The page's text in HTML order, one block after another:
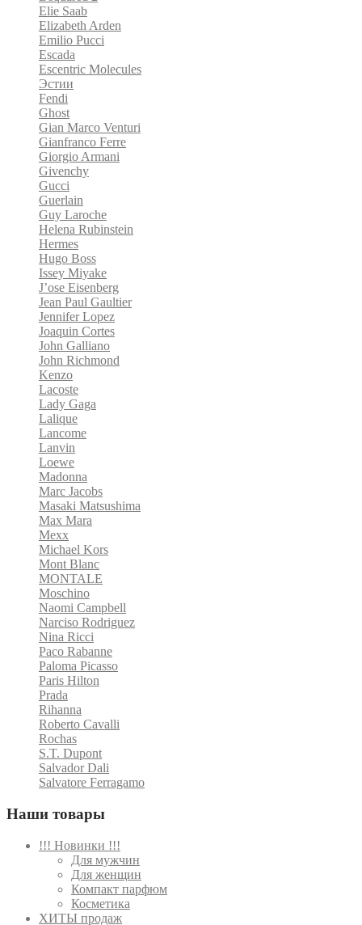
Elie Saab
Elizabeth Arden
Emilio Pucci
Escada
Escentric Molecules
Эстии
Fendi
Ghost
Gian Marco Venturi
Gianfranco Ferre
Giorgio Armani
Givenchy
Gucci
Guerlain
Guy Laroche
Helena Rubinstein
Hermes
Hugo Boss
Issey Miyake
J’ose Eisenberg
Jean Paul Gaultier
Jennifer Lopez
Joaquin Cortes
John Galliano
John Richmond
Kenzo
Lacoste
Lady Gaga
Lalique
Lancome
Lanvin
Loewe
Madonna
Marc Jacobs
Masaki Matsushima
Max Mara
Mexx
Michael Kors
Mont Blanc
MONTALE
Moschino
Naomi Campbell
Narciso Rodriguez
Nina Ricci
Paco Rabanne
Paloma Picasso
Paris Hilton
Prada
Rihanna
Roberto Cavalli
Rochas
S.T. Dupont
Salvador Dali
Salvatore Ferragamo
Наши товары
!!! Новинки !!!
Для мужчин
Для женщин
Компакт парфюм
Косметика
ХИТЫ продаж